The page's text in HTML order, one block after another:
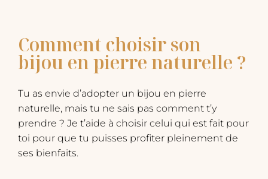
Comment choisir son
bijou en pierre naturelle ?
Tu as envie d’adopter un bijou en pierre
naturelle, mais tu ne sais pas comment t’y
prendre ? Je t’aide à choisir celui qui est fait pour
toi pour que tu puisses profiter pleinement de
ses bienfaits.